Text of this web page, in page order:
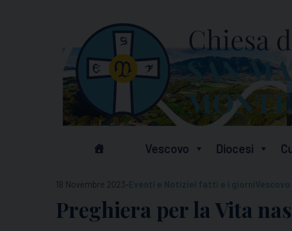
Vescovo Diocesi
18 Novembre 2023-Eventi e NotizieI fatti e i giorni
Preghiera per la Vita